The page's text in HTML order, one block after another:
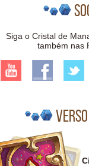
Siga o Cristal de
também nas